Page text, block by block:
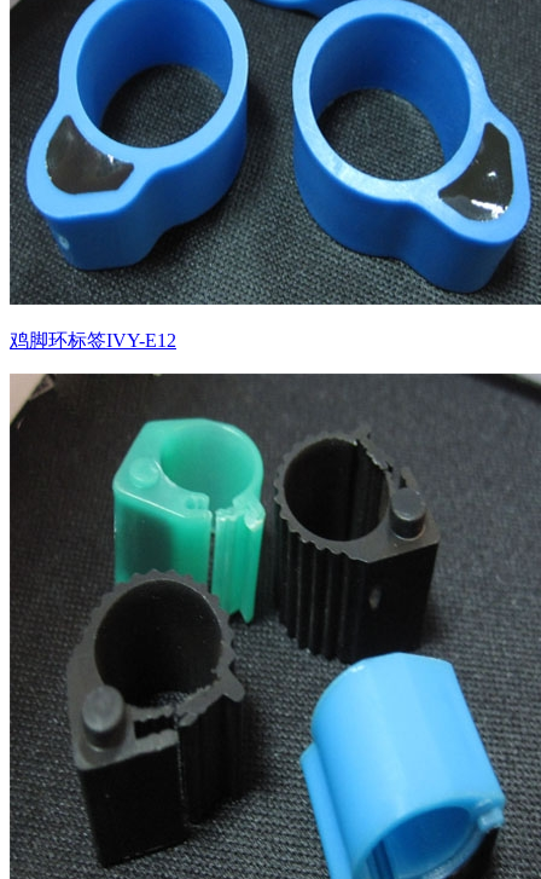
鸡脚环标签IVY-E12